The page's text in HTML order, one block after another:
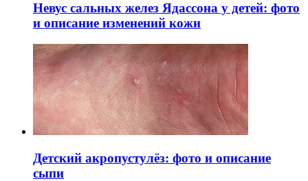
Невус сальных желез Ядассона у детей: фото
и описание изменений кожи
Детский акропустулёз: фото и описание
сыпи